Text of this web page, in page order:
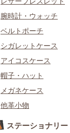
腕時計・ウォッチ
ベルトポーチ
シガレットケース
アイコスケース
帽子・ハット
メガネケース
他革小物
ステーショナリー